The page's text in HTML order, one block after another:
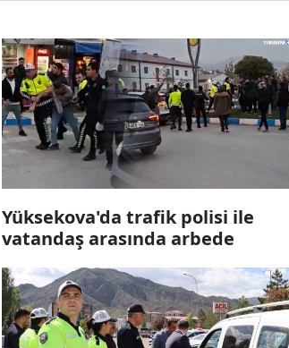
Yüksekova'da trafik polisi ile
vatandaş arasında arbede